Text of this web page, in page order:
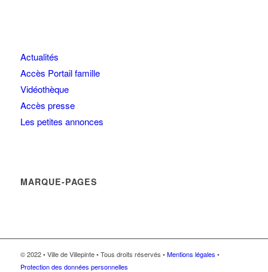
Actualités
Accès Portail famille
Vidéothèque
Accès presse
Les petites annonces
MARQUE-PAGES
© 2022 • Ville de Villepinte • Tous droits réservés •Mentions légales •
Protection des données personnelles